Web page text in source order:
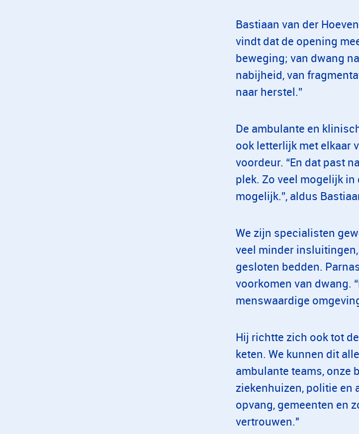
Bastiaan van der
vindt dat de opening
beweging; van dwang
nabijheid, van
naar herstel.”
De ambulante en
ook letterlijk met elkaar
voordeur. “En dat past
plek. Zo veel mogelijk
mogelijk.”, aldus
We zijn specialisten
veel minder
gesloten bedden.
voorkomen van dwang.
menswaardige
Hij richtte zich ook tot
keten. We kunnen dit
ambulante teams, onze
ziekenhuizen, politie en
opvang, gemeenten en
vertrouwen."